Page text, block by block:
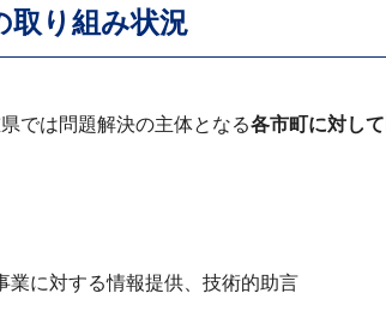
り組み状況
では問題解決の主体となる各市町に対し
業に対する情報提供、技術的助言